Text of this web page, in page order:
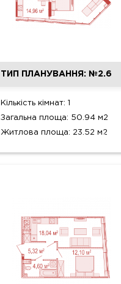
ТИП ПЛАНУВАННЯ: №2.6
Кількість кімнат: 1
Загальна площа: 50.94 м2
Житлова площа: 23.52 м2